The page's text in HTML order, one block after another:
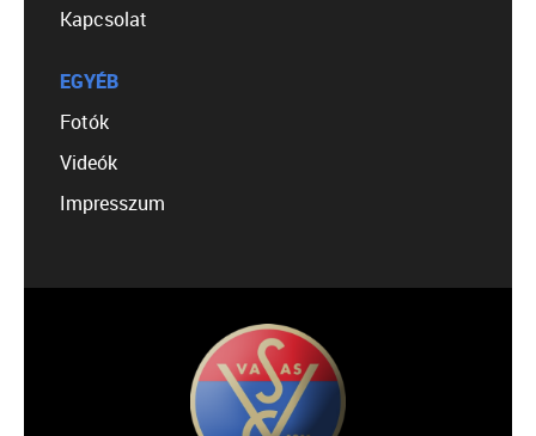
Kapcsolat
EGYÉB
Fotók
Videók
Impresszum